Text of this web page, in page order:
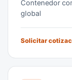
Contenedor
global
Solicitar